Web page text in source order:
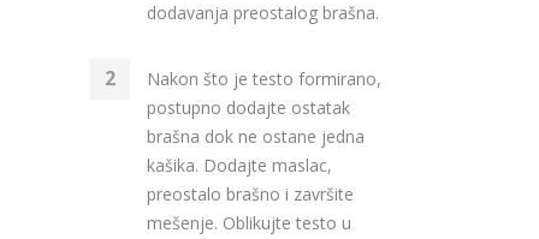
dodavanja preostalog brašna.
Nakon što je testo formirano,
postupno dodajte ostatak
brašna dok ne ostane jedna
kašika. Dodajte maslac,
preostalo brašno i završite
mešenje. Oblikujte testo u